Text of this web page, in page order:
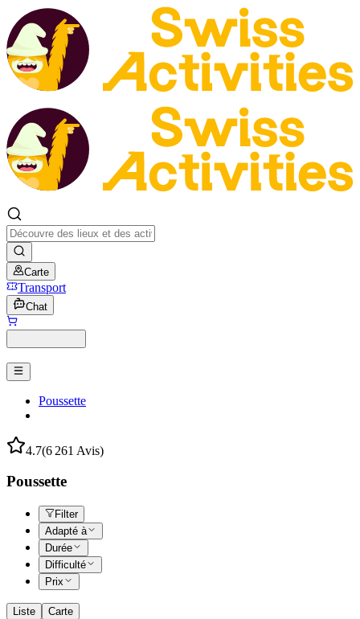
Carte
Transport
Chat
Poussette
4.7(6 261 Avis)
Poussette
Filter
Adapté à
Durée
Difficulté
Prix
Liste Carte